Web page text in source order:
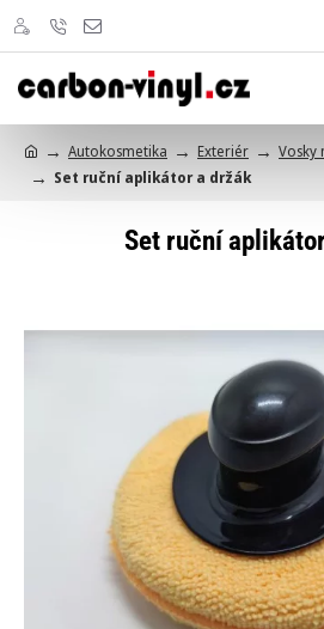
Autokosmetika Exteriér
Vosky
Set ruční aplikátor a držák
Set ruční